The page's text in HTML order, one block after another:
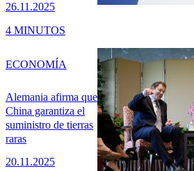
26.11.2025
4 MINUTOS
Alemania afirma que
China garantiza el
suministro de tierras
raras
20.11.2025
ECONOMÍA